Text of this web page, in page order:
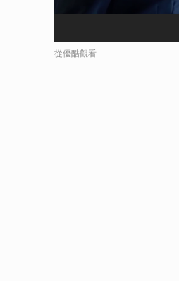
從優酷觀看